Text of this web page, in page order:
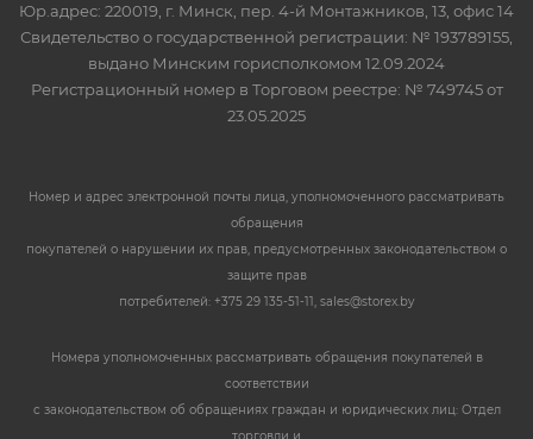
Юр.адрес: 220019, г. Минск, пер. 4-й Монтажников, 13, офис 14
Свидетельство о государственной регистрации: № 193789155,
выдано Минским горисполкомом 12.09.2024
Регистрационный номер в Торговом реестре: № 749745 от
23.05.2025
Номер и адрес электронной почты лица, уполномоченного рассматривать
обращения
покупателей о нарушении их прав, предусмотренных законодательством о
защите прав
потребителей: +375 29 135-51-11, sales@storex.by
Номера уполномоченных рассматривать обращения покупателей в
соответствии
с законодательством об обращениях граждан и юридических лиц: Отдел